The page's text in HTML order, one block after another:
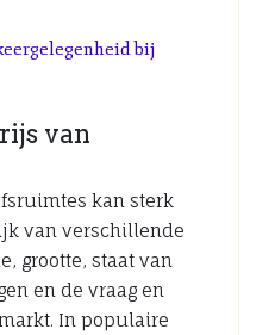
bij
van
kan sterk
van verschillende
grootte, staat van
en de vraag en
In populaire